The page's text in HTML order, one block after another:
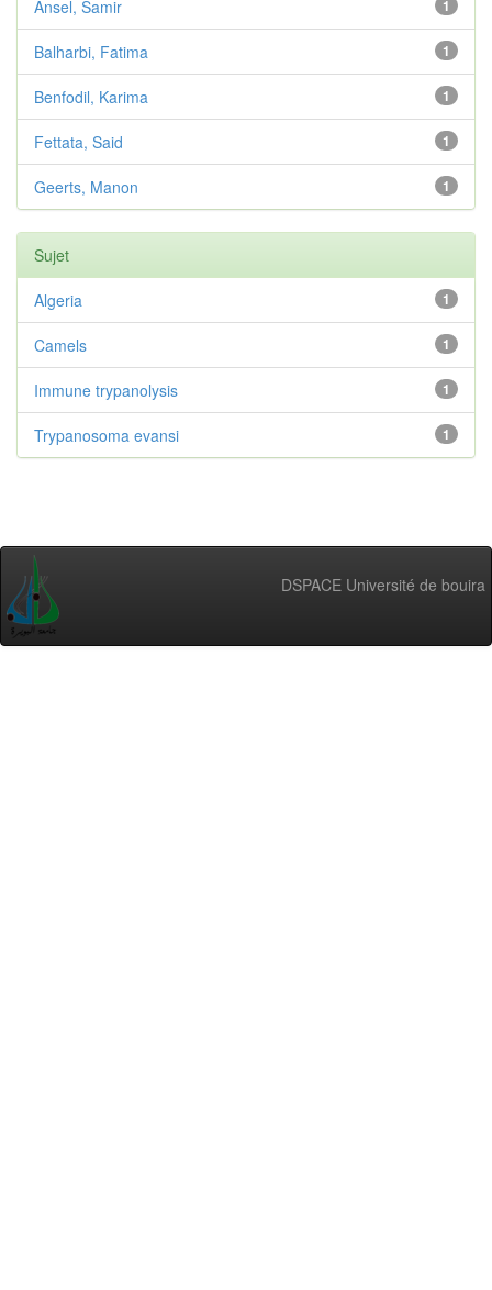
1
Ansel, Samir
1
Balharbi, Fatima
1
Benfodil, Karima
1
Fettata, Said
1
Geerts, Manon
Sujet
1
Algeria
1
Camels
1
Immune trypanolysis
1
Trypanosoma evansi
DSPACE Université de bouira